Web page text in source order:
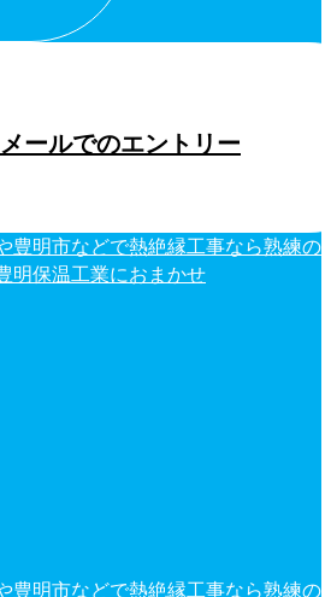
メールでのエントリー